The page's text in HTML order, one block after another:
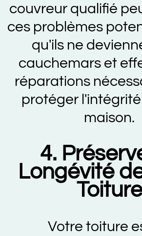
couvreur qualifié
ces problèmes
qu'ils ne
cauchemars et
réparations
protéger
maison.
4.
Longévité
Toiture
Votre toiture